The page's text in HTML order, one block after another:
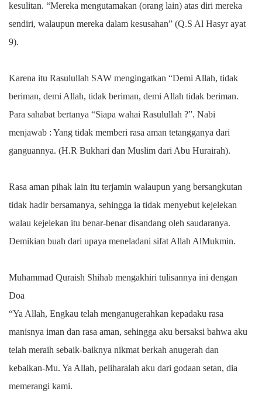
kesulitan. “Mereka mengutamakan (orang lain) atas diri mereka
sendiri, walaupun mereka dalam kesusahan” (Q.S Al Hasyr ayat
9).
Karena itu Rasulullah SAW mengingatkan “Demi Allah, tidak
beriman, demi Allah, tidak beriman, demi Allah tidak beriman.
Para sahabat bertanya “Siapa wahai Rasulullah ?”. Nabi
menjawab : Yang tidak memberi rasa aman tetangganya dari
ganguannya. (H.R Bukhari dan Muslim dari Abu Hurairah).
Rasa aman pihak lain itu terjamin walaupun yang bersangkutan
tidak hadir bersamanya, sehingga ia tidak menyebut kejelekan
walau kejelekan itu benar-benar disandang oleh saudaranya.
Demikian buah dari upaya meneladani sifat Allah AlMukmin.
Muhammad Quraish Shihab mengakhiri tulisannya ini dengan
Doa
“Ya Allah, Engkau telah menganugerahkan kepadaku rasa
manisnya iman dan rasa aman, sehingga aku bersaksi bahwa aku
telah meraih sebaik-baiknya nikmat berkah anugerah dan
kebaikan-Mu. Ya Allah, peliharalah aku dari godaan setan, dia
memerangi kami.